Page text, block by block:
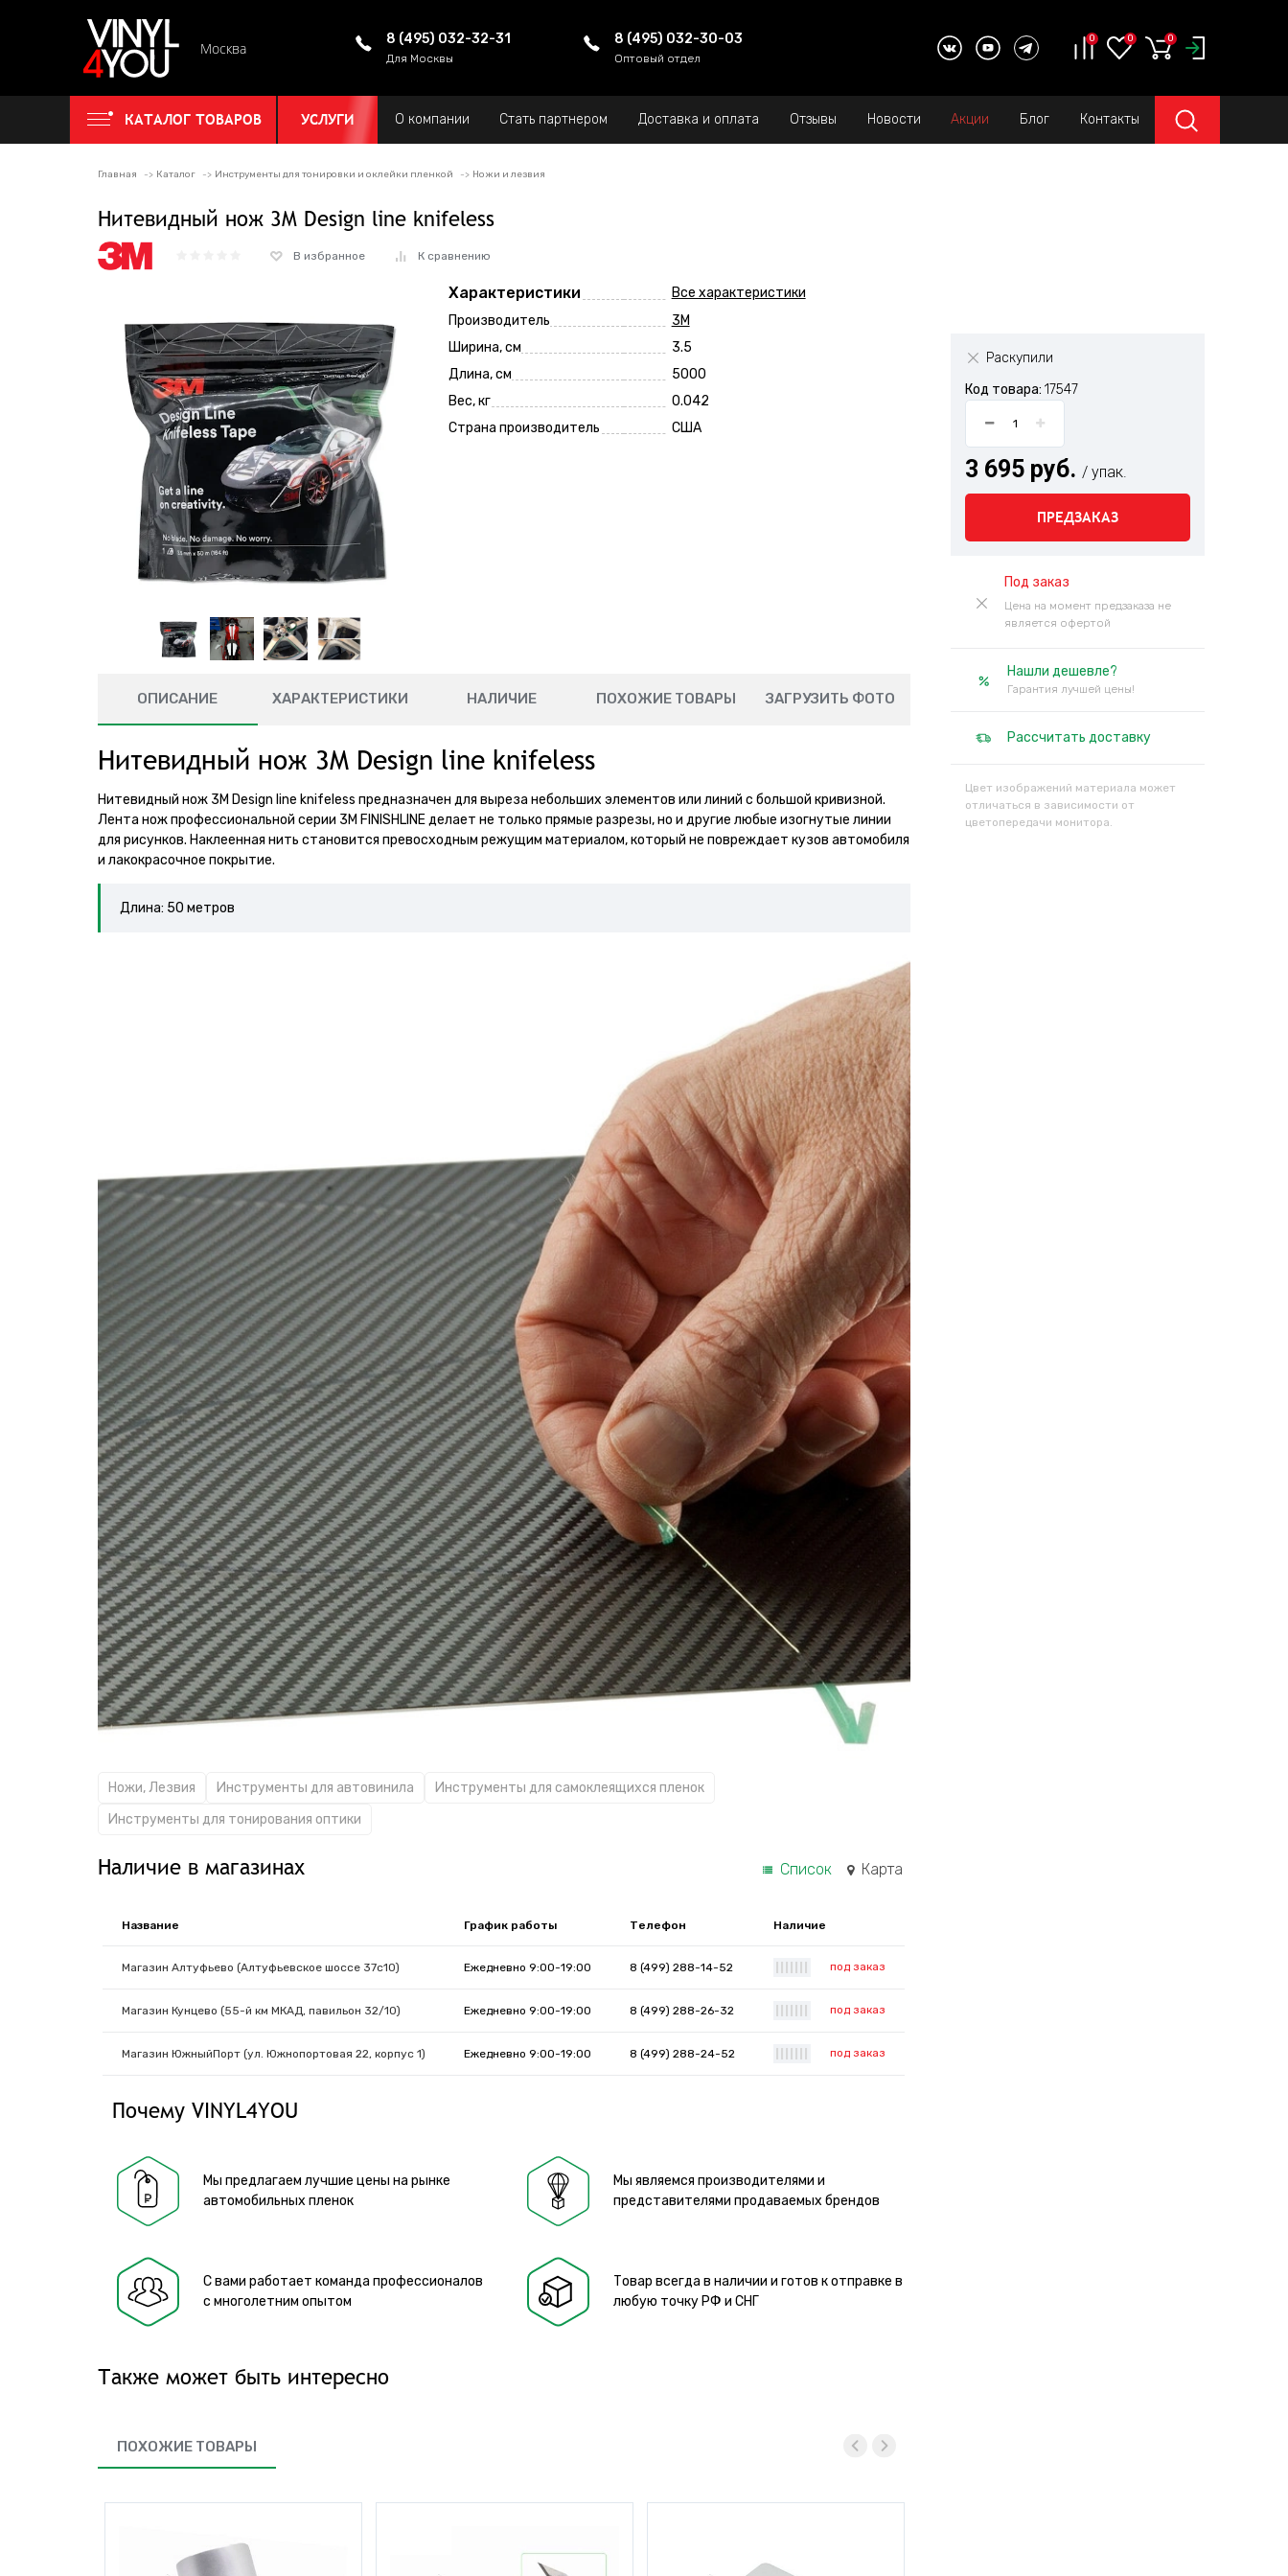
Москва
8 (495) 032-32-31
Для Москвы
8 (495) 032-30-03
Оптовый отдел
0 0 0
КАТАЛОГ ТОВАРОВ УСЛУГИ О компании Стать партнером Доставка и оплата Отзывы Новости Акции Блог Контакты
Главная Каталог Инструменты для тонировки и оклейки пленкой Ножи и лезвия
Нитевидный нож 3M Design line knifeless
В избранное К сравнению
Характеристики
Все характеристики
Производитель
3M
Ширина, см
3.5
Длина, см
5000
Вес, кг
0.042
Страна производитель
США
Раскупили
Код товара: 17547
3 695 руб. / упак.
ПРЕДЗАКАЗ
Под заказ
Цена на момент предзаказа не
является офертой
Нашли дешевле?
Гарантия лучшей цены!
Рассчитать доставку
Цвет изображений материала может
отличаться в зависимости от
цветопередачи монитора.
ОПИСАНИЕ ХАРАКТЕРИСТИКИ НАЛИЧИЕ ПОХОЖИЕ ТОВАРЫ ЗАГРУЗИТЬ ФОТО
Нитевидный нож 3M Design line knifeless
Нитевидный нож 3M Design line knifeless предназначен для выреза небольших элементов или линий с большой кривизной.
Лента нож профессиональной серии 3М FINISHLINE делает не только прямые разрезы, но и другие любые изогнутые линии
для рисунков. Наклеенная нить становится превосходным режущим материалом, который не повреждает кузов автомобиля
и лакокрасочное покрытие.
Длина: 50 метров
Ножи, Лезвия Инструменты для автовинила
Инструменты для самоклеящихся пленок
Инструменты для тонирования оптики
Наличие в магазинах Список Карта
Название График работы Телефон Наличие
Магазин Алтуфьево (Алтуфьевское шоссе 37с10) Ежедневно 9:00-19:00 8 (499) 288-14-52 под заказ
Магазин Кунцево (55-й км МКАД, павильон 32/10) Ежедневно 9:00-19:00 8 (499) 288-26-32 под заказ
Магазин ЮжныйПорт (ул. Южнопортовая 22, корпус 1) Ежедневно 9:00-19:00 8 (499) 288-24-52 под заказ
Почему VINYL4YOU
Мы предлагаем лучшие цены на рынке
автомобильных пленок
Мы являемся производителями и
представителями продаваемых брендов
С вами работает команда профессионалов
с многолетним опытом
Товар всегда в наличии и готов к отправке в
любую точку РФ и СНГ
Также может быть интересно
ПОХОЖИЕ ТОВАРЫ